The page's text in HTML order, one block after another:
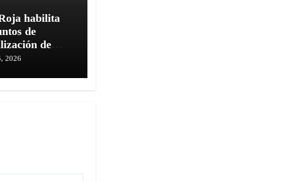
habilita
de
de
las
2026